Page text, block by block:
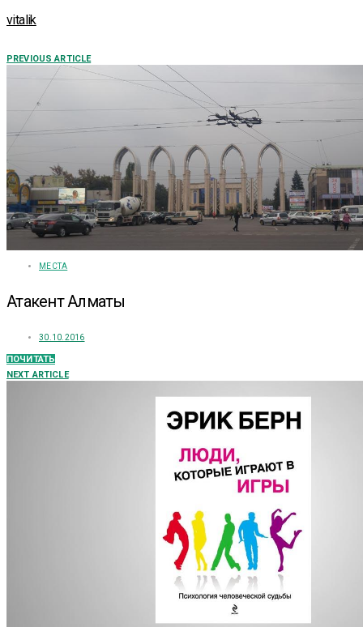
vitalik
PREVIOUS ARTICLE
МЕСТА
Атакент Алматы
30.10.2016
ПОЧИТАТЬ
NEXT ARTICLE